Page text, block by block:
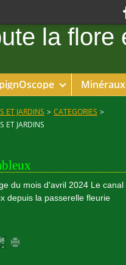
Minéraux
ET JARDINS > CATEGORIES >
ET JARDINS
du mois d'avril 2024 Le
depuis la passerelle fleurie